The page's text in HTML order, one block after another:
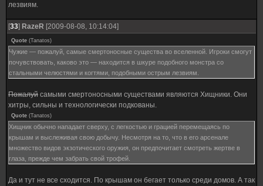
лезвиям.
[33] RazeR [2009-08-08, 10:14:04]
Quote (Tanatos)
Чужие — пожалуй, самые смертоносные существа во вселенной. Игроки смогут
почувствовать, каково это — находится в шкуре подобного монстра со
стальными челюстями и когтями, подобными острым лезвиям.
Пожалуй самыми смертоносными существами являются Хищники. Они
хитры, сильны и технологически подкованы.
Quote (Tanatos)
Хищник обычно нападает сверху, с легкостью и грацией перемещаясь по
крышам и выслеживая свою добычу. Несмотря на то, что в его арсенале
множество видов экзотического оружия, он предпочитает смотреть жертве в
глаза, прежде чем забрать свой трофей.
Да и тут не все сходится. По крышам он бегает только среди домов. А так